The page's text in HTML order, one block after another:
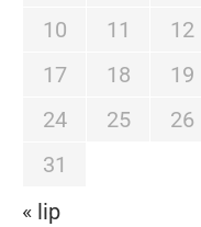
10
11 12
17
18 19
24
25 26
31
« lip